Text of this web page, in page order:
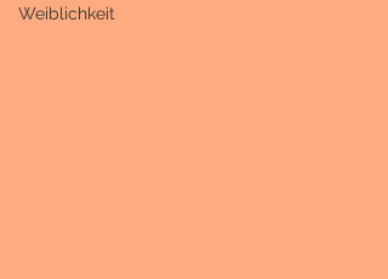
Weiblichkeit